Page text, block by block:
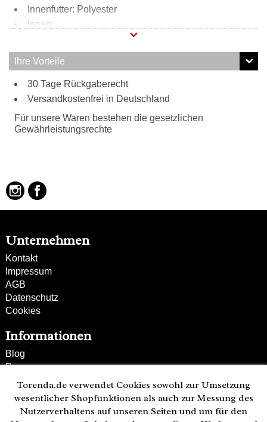
Innenfutter: Polyester
Innen:
1 Reißverschlussfach
1 Steckfach
Außen:
1 Reißverschlussfach
Tragweise:
Schulterriemen
Besonderheiten:
Ihre Vorteile
30 Tage Rückgaberecht
Versandkostenfrei in Deutschland
Für unsere Waren bestehen die gesetzlichen
Gewährleistungsrechte
Unternehmen
Kontakt
Impressum
AGB
Datenschutz
Cookies
Informationen
Blog
Presse
Partner
Versand und Zahlung
Bestellung wiederrufen
Torenda.de verwendet Cookies sowohl zur Umsetzung
wesentlicher Shopfunktionen als auch zur Messung des
Nutzerverhaltens auf unseren Seiten und um für den